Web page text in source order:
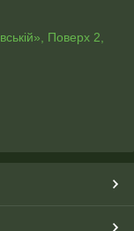
Поверх 2,